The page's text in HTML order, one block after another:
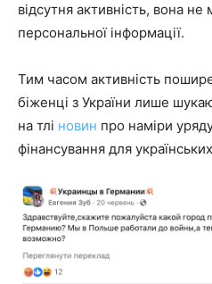
відсутня активність, вона не
персональної інформації.
Тим часом активність
біженці з України лише
на тлі новин про наміри
фінансування для